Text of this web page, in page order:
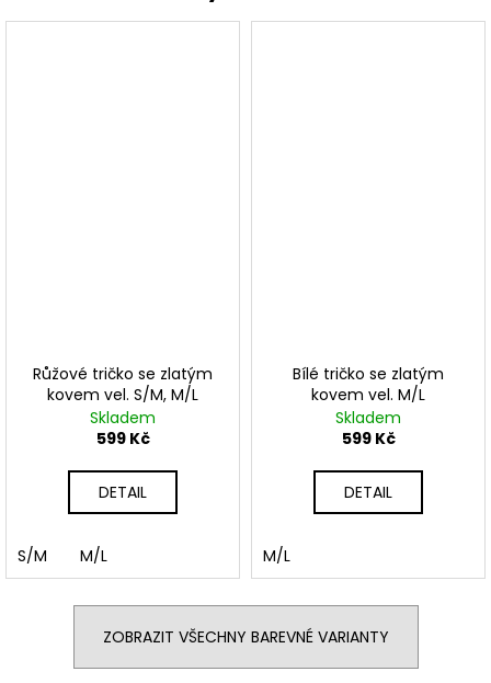
Růžové tričko se zlatým
kovem vel. S/M, M/L
Skladem
599 Kč
DETAIL
S/M M/L
Bílé tričko se zlatým
kovem vel. M/L
Skladem
599 Kč
DETAIL
M/L
ZOBRAZIT VŠECHNY BAREVNÉ VARIANTY